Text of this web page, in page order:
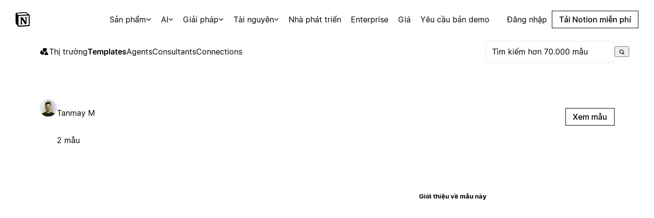
Sản phẩm AI Giải pháp Tài nguyên Nhà phát triển Enterprise Giá Yêu cầu bản demo Đăng nhập Tải Notion miễn phí
Thị trườngTemplatesAgentsConsultantsConnections
Tanmay M
2 mẫu
Xem mẫu
Giới thiệu về mẫu này